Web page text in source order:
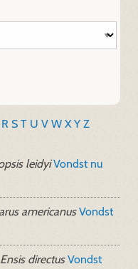
R S T U V W XY Z
leidyi Vondst nu
americanus Vondst
Ensis directus Vondst